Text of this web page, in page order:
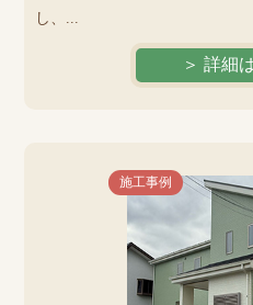
し、...
＞ 詳細
施工事例